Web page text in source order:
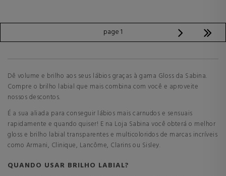
page 1
Dê volume e brilho aos seus lábios graças à gama Gloss da Sabina.
Compre o brilho labial que mais combina com você e aproveite
nossos descontos.
É a sua aliada para conseguir lábios mais carnudos e sensuais
rapidamente e quando quiser! E na Loja Sabina você obterá o melhor
gloss e brilho labial transparentes e multicoloridos de marcas incríveis
como Armani, Clinique, Lancôme, Clarins ou Sisley.
QUANDO USAR BRILHO LABIAL?